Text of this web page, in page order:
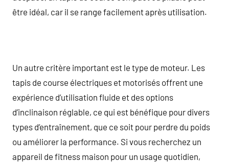
être idéal, car il se range facilement après utilisation.
Un autre critère important est le type de moteur. Les
tapis de course électriques et motorisés offrent une
expérience d’utilisation fluide et des options
d’inclinaison réglable, ce qui est bénéfique pour divers
types d’entraînement, que ce soit pour perdre du poids
ou améliorer la performance. Si vous recherchez un
appareil de fitness maison pour un usage quotidien,